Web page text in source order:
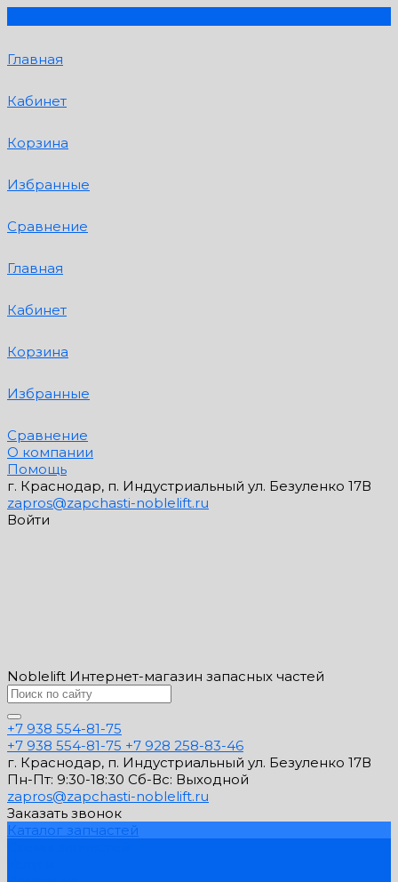
Главная
Кабинет
Корзина
Избранные
Сравнение
Главная
Кабинет
Корзина
Избранные
Сравнение
О компании
Помощь
г. Краснодар, п. Индустриальный ул. Безуленко 17В
zapros@zapchasti-noblelift.ru
Войти
Noblelift Интернет-магазин запасных частей
+7 938 554-81-75
+7 938 554-81-75 +7 928 258-83-46
г. Краснодар, п. Индустриальный ул. Безуленко 17В
Пн-Пт: 9:30-18:30 Cб-Вс: Выходной
zapros@zapchasti-noblelift.ru
Заказать звонок
Каталог запчастей